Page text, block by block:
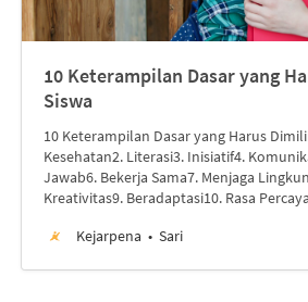
10 Keterampilan Dasar yang
Siswa
10 Keterampilan Dasar yang Harus
Kesehatan2. Literasi3. Inisiatif4.
Jawab6. Bekerja Sama7. Menjaga
Kreativitas9. Beradaptasi10. Rasa
Kejarpena
Sari